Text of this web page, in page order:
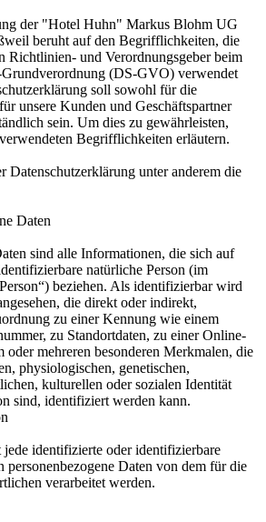
der "Hotel Huhn" Markus Blohm UG
beruht auf den Begrifflichkeiten, die
Richtlinien- und Verordnungsgeber beim
Grundverordnung (DS-GVO) verwendet
soll sowohl für die
unsere Kunden und Geschäftspartner
sein. Um dies zu gewährleisten,
Begrifflichkeiten erläutern.
Datenschutzerklärung unter anderem die
Daten
sind alle Informationen, die sich auf
natürliche Person (im
beziehen. Als identifizierbar wird
die direkt oder indirekt,
zu einer Kennung wie einem
zu Standortdaten, zu einer Online-
oder mehreren besonderen Merkmalen, die
physiologischen, genetischen,
kulturellen oder sozialen Identität
sind, identifiziert werden kann.
identifizierte oder identifizierbare
personenbezogene Daten von dem für die
verarbeitet werden.